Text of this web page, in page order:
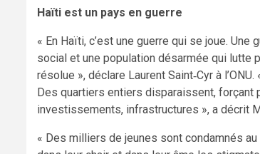
Haïti est un pays en guerre
« En Haïti, c’est une guerre qui se joue.
social et une population désarmée qui lutte
résolue », déclare Laurent Saint‑Cyr à
Des quartiers entiers disparaissent, forçant
investissements, infrastructures », a décrit
« Des milliers de jeunes sont condamnés